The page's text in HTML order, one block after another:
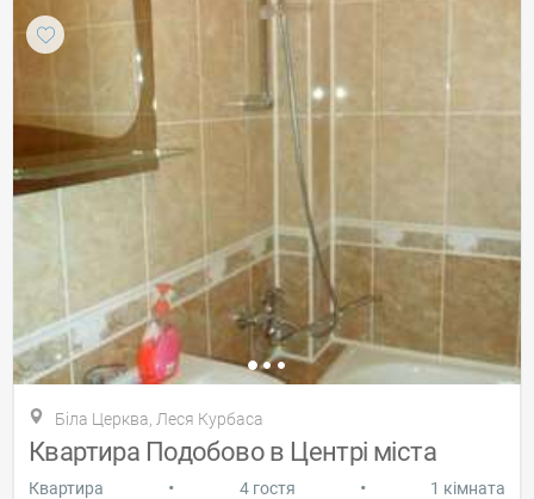
Біла Церква, Леся Курбаса
Квартира Подобово в Центрі міста
Квартира • 4 гостя • 1 кімната